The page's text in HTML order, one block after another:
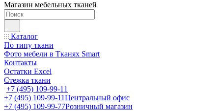
Магазин мебельных тканей
Каталог
По типу ткани
Фото мебели в Тканях Smart
Контакты
Остатки Excel
Стежка ткани
+7 (495) 109-99-11
+7 (495) 109-99-11Центральный офис
+7 (495) 109-99-77Розничный магазин